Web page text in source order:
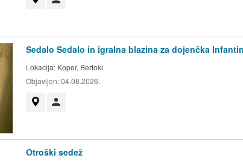
Sedalo Sedalo in igralna blazina za dojenčka
Lokacija: Koper, Bertoki
Objavljen:04.08.2026.
Otroški sedež